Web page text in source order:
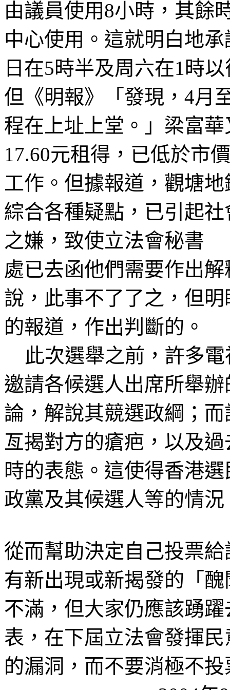
由議員使用8小時，其餘
中心使用。這就明白地
日在5時半及周六在1 時
但《明報》「發現， 4月
程在上址上堂 。」梁富
17.60元租得，已低於市
工作。但據報道，觀塘
綜合各種疑點，已引起
之嫌，致使立法會秘書
處已去函他們需要作出
說，此事不了了之，但
的報道，作出判斷的。
此次選舉之前，許多
邀請各候選人出席所舉
論，解說其競選政綱；
亙揭對方的瘡疤，以及
時的表態。這使得香港
政黨及其候選人等的情況
從而幫助決定自己投票
有新出現或新揭發的「
不滿， 但大家仍應該踴
表，在下屆立法會發揮
的漏洞，而不要消極不